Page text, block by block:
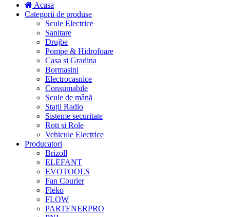
Acasa
Categorii de produse
Scule Electrice
Sanitare
Drujbe
Pompe & Hidrofoare
Casa si Gradina
Bormasini
Electrocasnice
Consumabile
Scule de mână
Stații Radio
Sisteme securitate
Roti si Role
Vehicule Electrice
Producatori
Brizoll
ELEFANT
EVOTOOLS
Fan Courier
Fleko
FLOW
PARTENERPRO